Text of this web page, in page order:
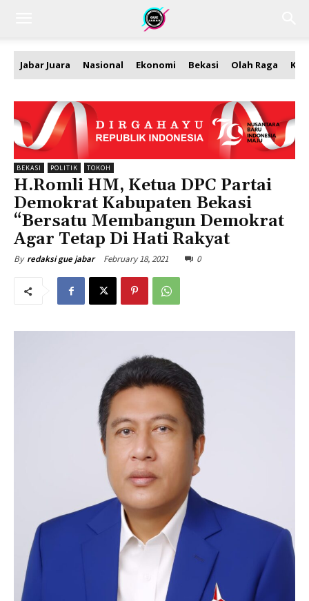
Jabar Juara Nasional Ekonomi Bekasi Olah Raga
BEKASI POLITIK TOKOH
H.Romli HM, Ketua DPC Partai
Demokrat Kabupaten Bekasi
“Bersatu Membangun Demokrat
Agar Tetap Di Hati Rakyat
By redaksi gue jabar February 18, 2021 0